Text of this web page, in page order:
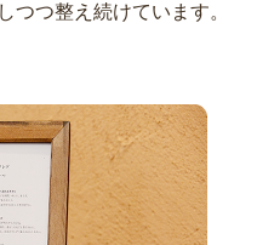
つつ整え続けています。